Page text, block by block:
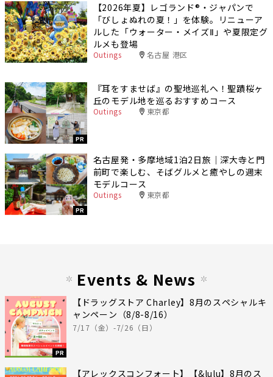
【2026年夏】レゴランド®・ジャパンで
「びしょぬれの夏！」を体験。リニューア
ルした「ウォーター・メイズⅡ」や夏限定グ
ルメも登場
Outings 名古屋 港区
PR
『耳をすませば』の聖地巡礼へ！聖蹟桜ヶ
丘のモデル地を巡るおすすめコース
Outings 東京都
PR
名古屋発・多摩地域1泊2日旅｜深大寺と門
前町で楽しむ、そばグルメと癒やしの週末
モデルコース
Outings 東京都
Events & News
PR
【ドラッグストア Charley】8月のスペシャルキ
ャンペーン（8/8-8/16）
7/17（金）-7/26（日）
【アレックスコンフォート】【&lulu】8月のス